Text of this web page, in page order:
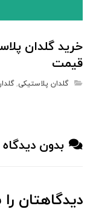
خرید گلدان
قیمت
گلدان پلاستیکی,
بدون دیدگاه
دیدگاهتان